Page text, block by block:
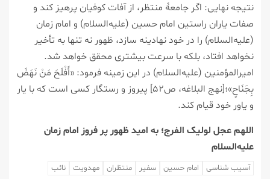
نتیجه نهایی: اگر جامعۀ منتظر، از آفات کوفیان پرهیز کند و
صفات یاران راستین امام حسین (علیه‌السلام) و امام زمان
(علیه‌السلام) را در خود نهادینه سازد، ظهور نه تنها به تأخیر
نخواهد افتاد، بلکه با سرعت بیشتری محقق خواهد شد.
امیرالمؤمنین (علیه‌السلام) در این زمینه فرمود: «أَفْلَحَ مَنْ نَهَضَ
بِجَنَاحٍ»؛[نهج البلاغه، ص۵۲] پیروز و رستگار کسی است که با یار
و یاور خود قیام کند.
اللهم عجل لولیک الفرج؛ به امید ظهور پر فروز امام زمان
علیه‌السلام
آسیب شناسی امام حسین سفیر منتظران مهدویت نائب